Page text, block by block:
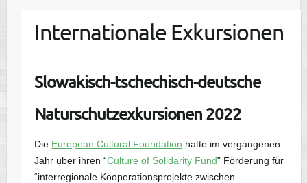
Internationale Exkursionen
Slowakisch-tschechisch-deutsche
Naturschutzexkursionen 2022
Die European Cultural Foundation hatte im vergangenen
Jahr über ihren “Culture of Solidarity Fund” Förderung für
“interregionale Kooperationsprojekte zwischen